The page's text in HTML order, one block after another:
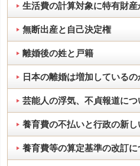
生活費の計算対象に特有財
無断出産と自己決定権
離婚後の姓と戸籍
日本の離婚は増加しているの
芸能人の浮気、不貞報道につ
養育費の不払いと行政の新し
養育費等の算定基準の改訂に